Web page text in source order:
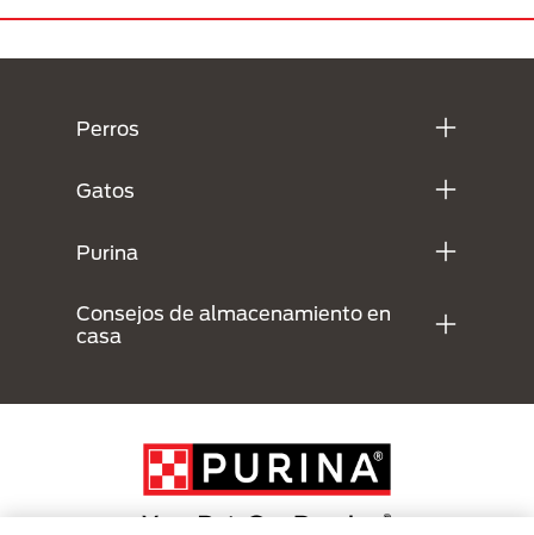
Perros
Gatos
Purina
Consejos de almacenamiento en
casa